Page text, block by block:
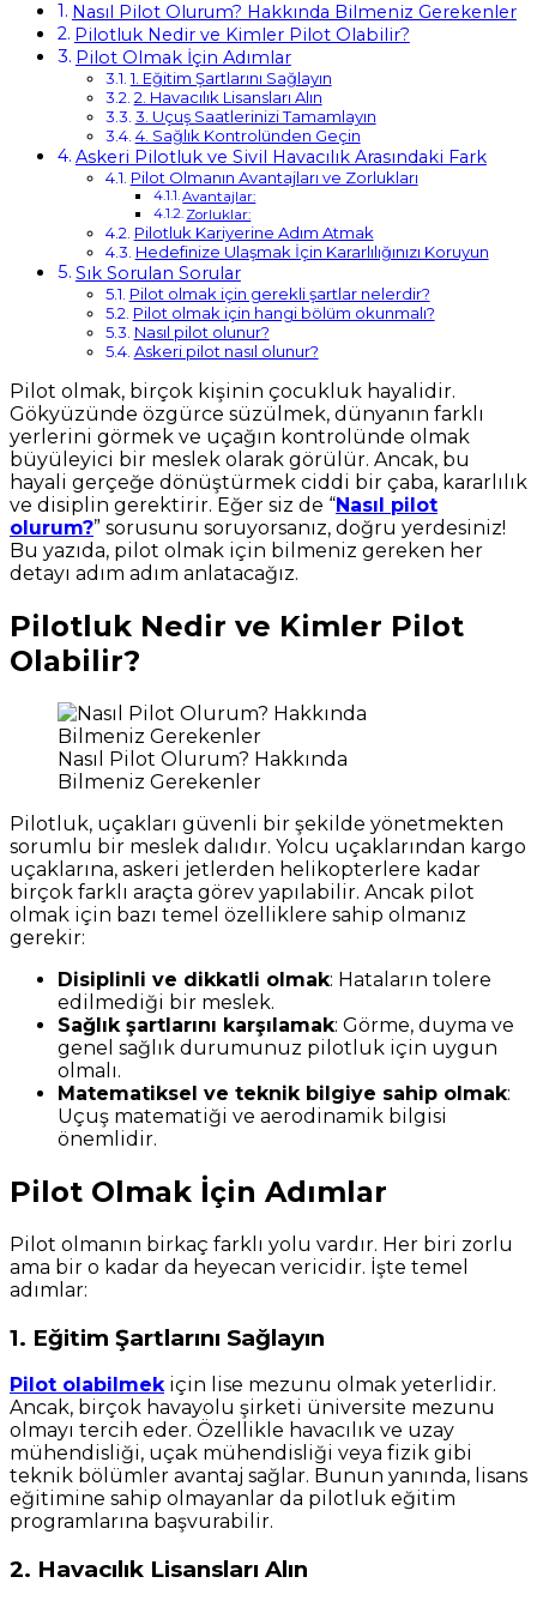
Nasıl Pilot Olurum? Hakkında Bilmeniz Gerekenler
Pilotluk Nedir ve Kimler Pilot Olabilir?
Pilot Olmak İçin Adımlar
1. Eğitim Şartlarını Sağlayın
2. Havacılık Lisansları Alın
3. Uçuş Saatlerinizi Tamamlayın
4. Sağlık Kontrolünden Geçin
Askeri Pilotluk ve Sivil Havacılık Arasındaki Fark
Pilot Olmanın Avantajları ve Zorlukları
Avantajlar:
Zorluklar:
Pilotluk Kariyerine Adım Atmak
Hedefinize Ulaşmak İçin Kararlılığınızı Koruyun
Sık Sorulan Sorular
Pilot olmak için gerekli şartlar nelerdir?
Pilot olmak için hangi bölüm okunmalı?
Nasıl pilot olunur?
Askeri pilot nasıl olunur?
Pilot olmak, birçok kişinin çocukluk hayalidir.
Gökyüzünde özgürce süzülmek, dünyanın farklı
yerlerini görmek ve uçağın kontrolünde olmak
büyüleyici bir meslek olarak görülür. Ancak, bu
hayali gerçeğe dönüştürmek ciddi bir çaba, kararlılık
ve disiplin gerektirir. Eğer siz de “Nasıl pilot
olurum?” sorusunu soruyorsanız, doğru yerdesiniz!
Bu yazıda, pilot olmak için bilmeniz gereken her
detayı adım adım anlatacağız.
Pilotluk Nedir ve Kimler Pilot
Olabilir?
Nasıl Pilot Olurum? Hakkında
Bilmeniz Gerekenler
Pilotluk, uçakları güvenli bir şekilde yönetmekten
sorumlu bir meslek dalıdır. Yolcu uçaklarından kargo
uçaklarına, askeri jetlerden helikopterlere kadar
birçok farklı araçta görev yapılabilir. Ancak pilot
olmak için bazı temel özelliklere sahip olmanız
gerekir:
Disiplinli ve dikkatli olmak: Hataların tolere
edilmediği bir meslek.
Sağlık şartlarını karşılamak: Görme, duyma ve
genel sağlık durumunuz pilotluk için uygun
olmalı.
Matematiksel ve teknik bilgiye sahip olmak:
Uçuş matematiği ve aerodinamik bilgisi
önemlidir.
Pilot Olmak İçin Adımlar
Pilot olmanın birkaç farklı yolu vardır. Her biri zorlu
ama bir o kadar da heyecan vericidir. İşte temel
adımlar:
1. Eğitim Şartlarını Sağlayın
Pilot olabilmekiçin lise mezunu olmak yeterlidir.
Ancak, birçok havayolu şirketi üniversite mezunu
olmayı tercih eder. Özellikle havacılık ve uzay
mühendisliği, uçak mühendisliği veya fizik gibi
teknik bölümler avantaj sağlar. Bunun yanında, lisans
eğitimine sahip olmayanlar da pilotluk eğitim
programlarına başvurabilir.
2. Havacılık Lisansları Alın